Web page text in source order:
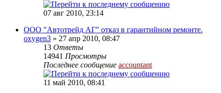
07 авг 2010, 23:14
ООО "Автотрейд АГ" отказ в гарантийном ремонте.
oxygen3 » 27 апр 2010, 08:47
13 Ответы
14941 Просмотры
Последнее сообщение accountant
11 май 2010, 08:41